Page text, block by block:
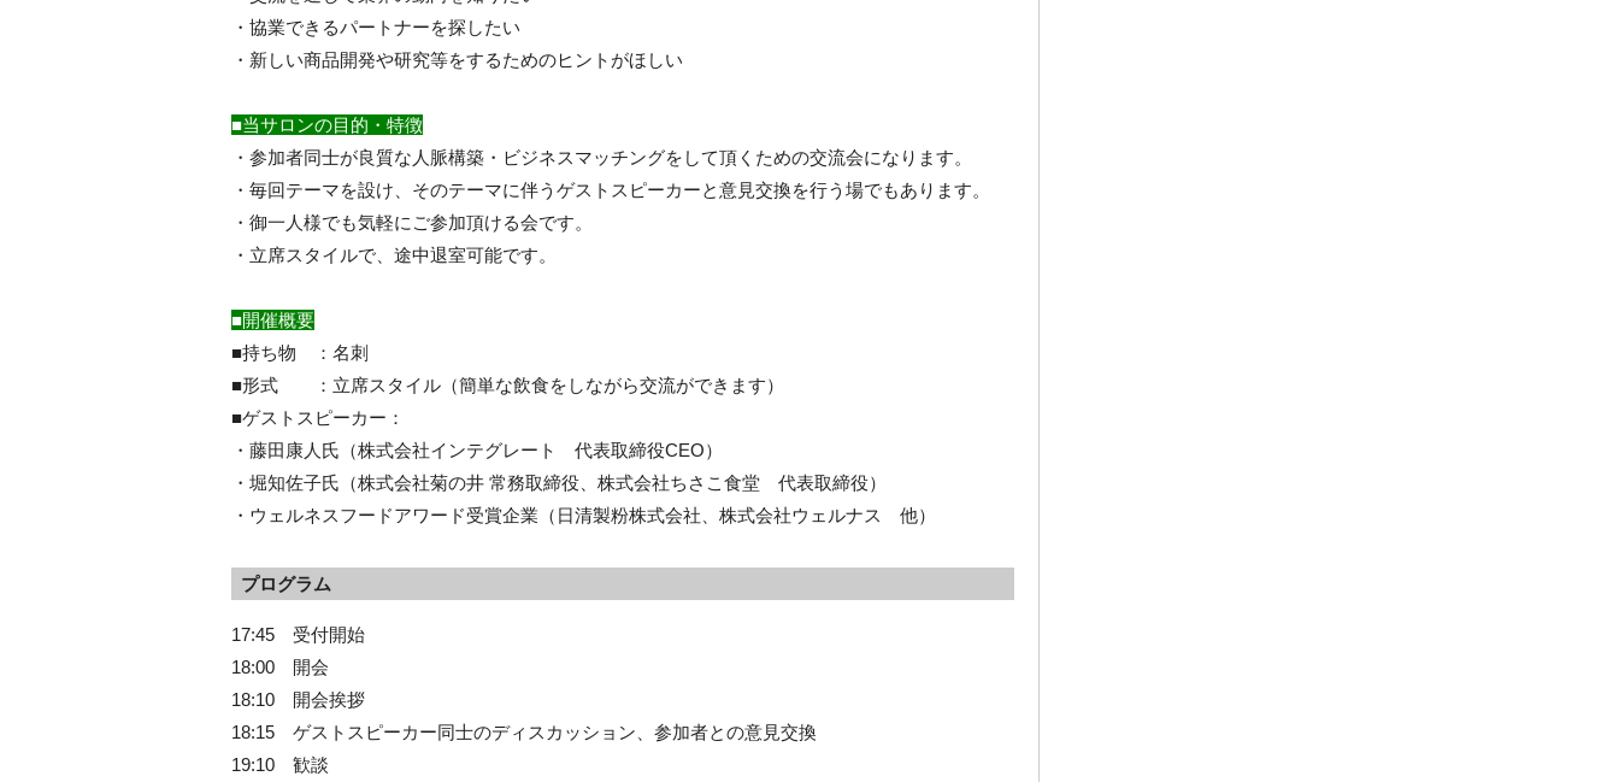
・協業できるパートナーを探したい
・新しい商品開発や研究等をするためのヒントがほしい
■当サロンの目的・特徴
・参加者同士が良質な人脈構築・ビジネスマッチングをして頂くための交流会になります。
・毎回テーマを設け、そのテーマに伴うゲストスピーカーと意見交換を行う場でもあります。
・御一人様でも気軽にご参加頂ける会です。
・立席スタイルで、途中退室可能です。
■開催概要
■持ち物 ：名刺
■形式 ：立席スタイル（簡単な飲食をしながら交流ができます）
■ゲストスピーカー：
・藤田康人氏（株式会社インテグレート 代表取締役CEO）
・堀知佐子氏（株式会社菊の井 常務取締役、株式会社ちさこ食堂 代表取締役）
・ウェルネスフードアワード受賞企業（日清製粉株式会社、株式会社ウェルナス 他）
プログラム
17:45 受付開始
18:00 開会
18:10 開会挨拶
18:15 ゲストスピーカー同士のディスカッション、参加者との意見交換
19:10 歓談